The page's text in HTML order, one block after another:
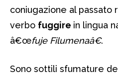
coniugazione al passato
verbo fuggire in lingua
â€œfuje Filumenaâ€.
Sono sottili sfumature